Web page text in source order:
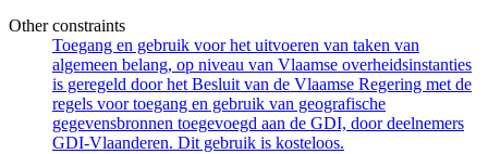
Other constraints
Toegang en gebruik voor het uitvoeren van taken van
algemeen belang, op niveau van Vlaamse overheidsinstanties
is geregeld door het Besluit van de Vlaamse Regering met de
regels voor toegang en gebruik van geografische
gegevensbronnen toegevoegd aan de GDI, door deelnemers
GDI-Vlaanderen. Dit gebruik is kosteloos.